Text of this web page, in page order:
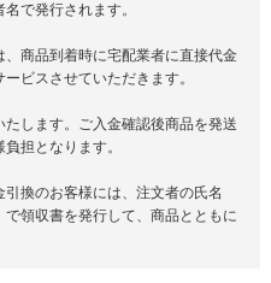
で発行されます。
商品到着時に宅配業者に直接代金
ビスさせていただきます。
します。ご入金確認後商品を発送
担となります。
換のお客様には、注文者の氏名
で領収書を発行して、商品とともに